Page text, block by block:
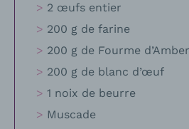
2 œufs entier
200 g de farine
200 g de Fourme
200 g de blanc d’œuf
1 noix de beurre
Muscade